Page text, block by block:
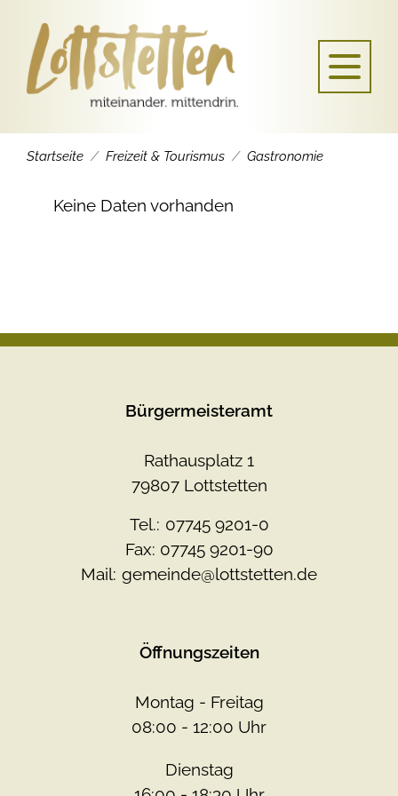
Startseite Freizeit & Tourismus Gastronomie
Keine Daten vorhanden
Bürgermeisteramt
Rathausplatz 1
79807 Lottstetten
Tel.: 07745 9201-0
Fax: 07745 9201-90
Mail: gemeinde@lottstetten.de
Öffnungszeiten
Montag - Freitag
08:00 - 12:00 Uhr
Dienstag